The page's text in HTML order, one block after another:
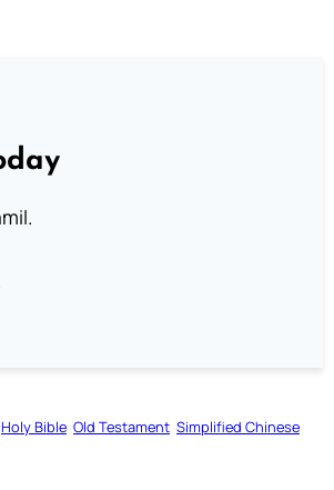
Holy Bible Old Testament Simplified Chinese